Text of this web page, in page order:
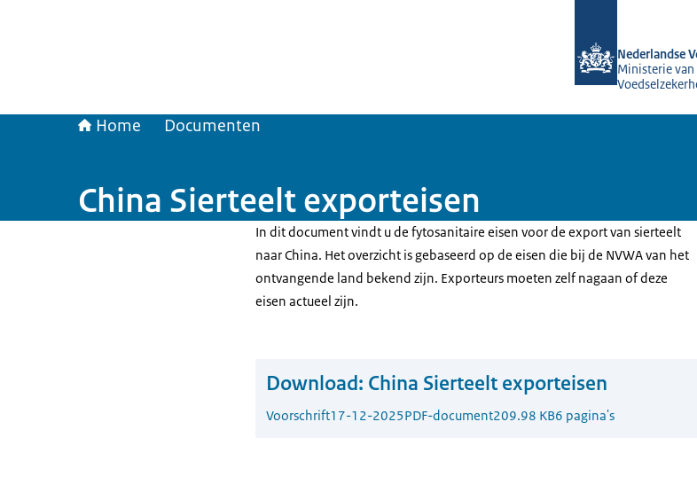
Nederlandse
Ministerie
Home Documenten
China Sierteelt exporteisen
In dit document vindt u de fytosanitaire eisen voor de export van sierteelt
naar China. Het overzicht is gebaseerd op de eisen die bij de NVWA van het
ontvangende land bekend zijn. Exporteurs moeten zelf nagaan of deze
eisen actueel zijn.
Download: China Sierteelt exporteisen
Voorschrift17-12-2025PDF-document209.98 KB6 pagina's